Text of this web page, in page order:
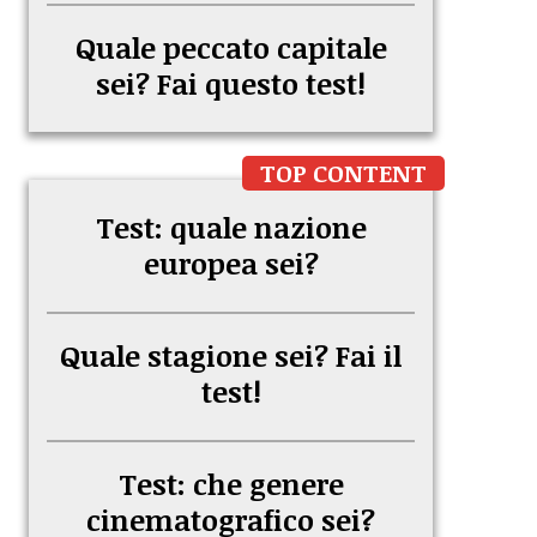
Quale peccato capitale
sei? Fai questo test!
TOP CONTENT
Test: quale nazione
europea sei?
Quale stagione sei? Fai il
test!
Test: che genere
cinematografico sei?